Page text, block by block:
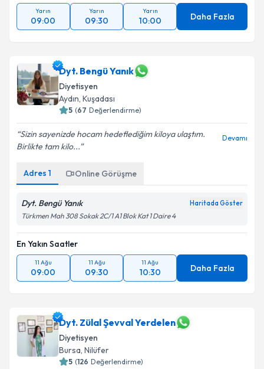
Yarın
09:00
Yarın
09:30
Yarın
10:00 Daha Fazla
Dyt. Bengü Yanık
Diyetisyen
Aydın, Kuşadası
5 (67 Değerlendirme)
Sizin sayenizde hocam hedeflediğim kiloya ulaştım.
Birlikte tam kilo...
Devamı
Adres 1 Online Görüşme
Dyt. Bengü Yanık Haritada Göster
Türkmen Mah 308 Sokak 2C/1 A1 Blok Kat 1 Daire 4
En Yakın Saatler
11 Ağu
09:00
11 Ağu
09:30
11 Ağu
10:30 Daha Fazla
Dyt. Zülal Şevval Yerdelen
Diyetisyen
Bursa, Nilüfer
5 (126 Değerlendirme)